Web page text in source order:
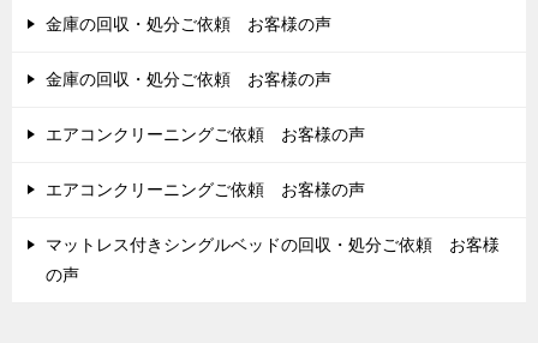
金庫の回収・処分ご依頼 お客様の声
金庫の回収・処分ご依頼 お客様の声
エアコンクリーニングご依頼 お客様の声
エアコンクリーニングご依頼 お客様の声
マットレス付きシングルベッドの回収・処分ご依頼 お客様
の声